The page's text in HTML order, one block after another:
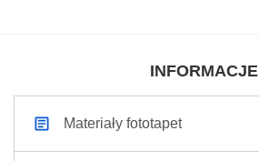
INFORMACJE
Materiały fototapet